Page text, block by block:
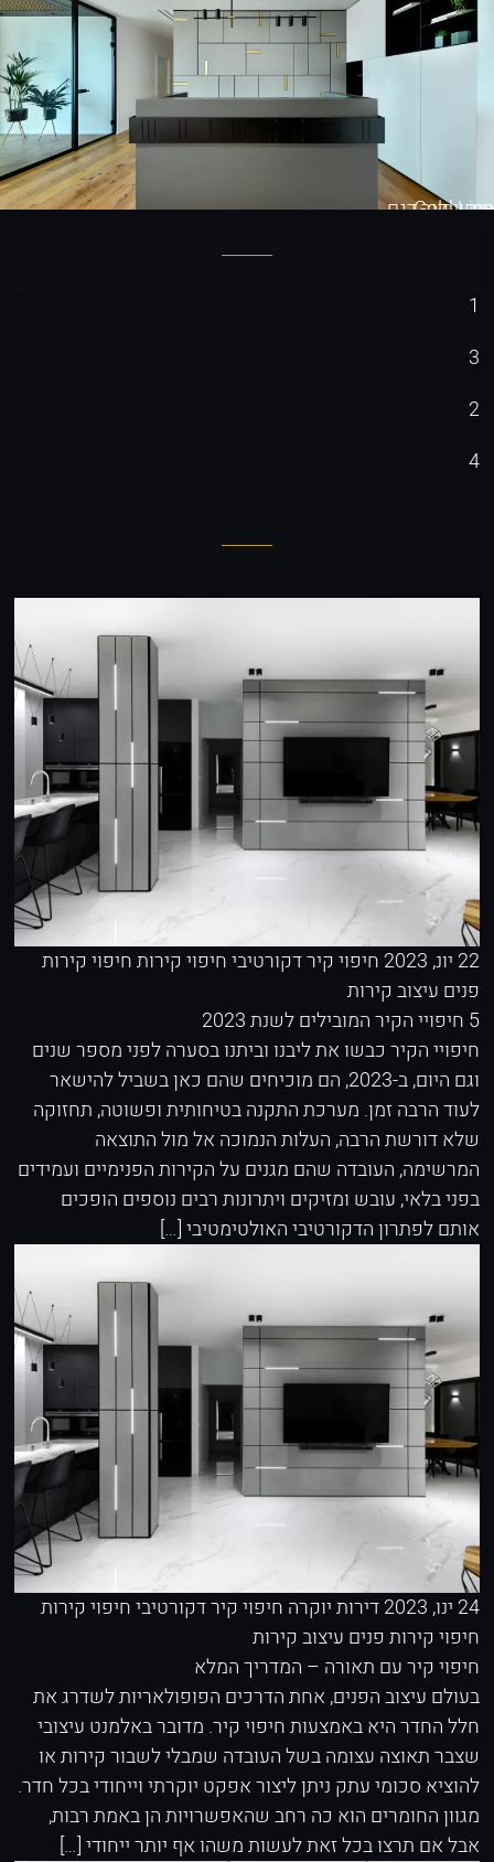
חיפוי קיר דגם
Gold Line
1
3
2
4
22 יונ, 2023 חיפוי קיר דקורטיביחיפוי קירותחיפוי קירות
פנים עיצוב קירות
5 חיפויי הקיר המובילים לשנת 2023
חיפויי הקיר כבשו את ליבנו וביתנו בסערה לפני מספר שנים
וגם היום, ב-2023, הם מוכיחים שהם כאן בשביל להישאר
לעוד הרבה זמן. מערכת התקנה בטיחותית ופשוטה, תחזוקה
שלא דורשת הרבה, העלות הנמוכה אל מול התוצאה
המרשימה, העובדה שהם מגנים על הקירות הפנימיים ועמידים
בפני בלאי, עובש ומזיקים ויתרונות רבים נוספים הופכים
אותם לפתרון הדקורטיבי האולטימטיבי […]
24 ינו, 2023 דירות יוקרה חיפוי קיר דקורטיביחיפוי קירות
חיפוי קירות פנים עיצוב קירות
חיפוי קיר עם תאורה – המדריך המלא
בעולם עיצוב הפנים, אחת הדרכים הפופולאריות לשדרג את
חלל החדר היא באמצעות חיפוי קיר. מדובר באלמנט עיצובי
שצבר תאוצה עצומה בשל העובדה שמבלי לשבור קירות או
להוציא סכומי עתק ניתן ליצור אפקט יוקרתי וייחודי בכל חדר.
מגוון החומרים הוא כה רחב שהאפשרויות הן באמת רבות,
אבל אם תרצו בכל זאת לעשות משהו אף יותר ייחודי […]